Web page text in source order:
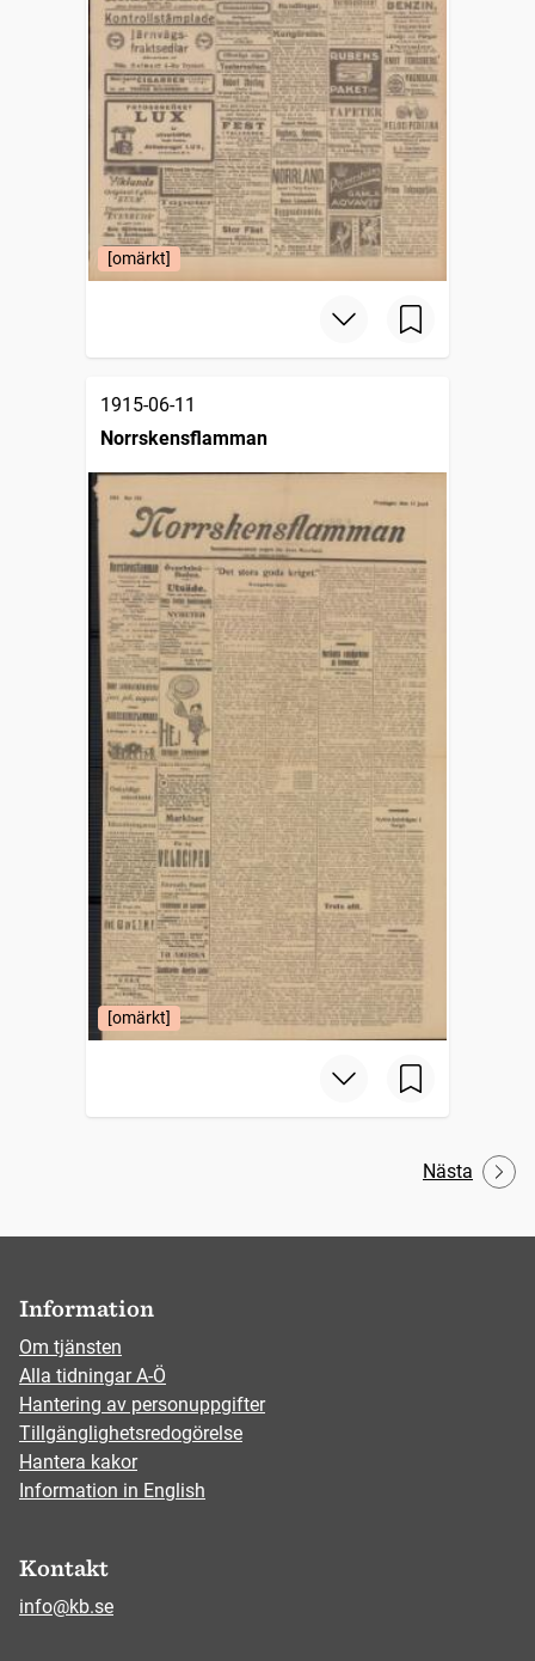
[omärkt]
1915-06-11
Norrskensflamman
[omärkt]
Nästa
Information
Om tjänsten
Alla tidningar A-Ö
Hantering av personuppgifter
Tillgänglighetsredogörelse
Hantera kakor
Information in English
Kontakt
info@kb.se